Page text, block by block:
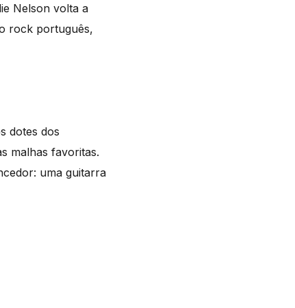
Nelson volta a
rock português,
dotes dos
malhas favoritas.
uma guitarra